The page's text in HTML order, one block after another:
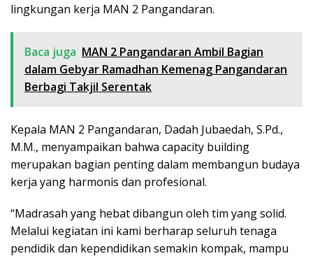
lingkungan kerja MAN 2 Pangandaran.
Baca juga MAN 2 Pangandaran Ambil Bagian
dalam Gebyar Ramadhan Kemenag Pangandaran
Berbagi Takjil Serentak
Kepala MAN 2 Pangandaran, Dadah Jubaedah, S.Pd.,
M.M., menyampaikan bahwa capacity building
merupakan bagian penting dalam membangun budaya
kerja yang harmonis dan profesional.
“Madrasah yang hebat dibangun oleh tim yang solid.
Melalui kegiatan ini kami berharap seluruh tenaga
pendidik dan kependidikan semakin kompak, mampu